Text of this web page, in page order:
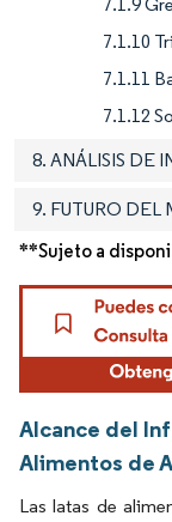
7.1.10
7.1.11
7.1.12
8. ANÁLISIS DE
9. FUTURO DEL
**Sujeto a
Alcance del
Alimentos de
Las latas de